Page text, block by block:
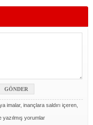
imalar, inançlara saldırı içeren,
yorumlar